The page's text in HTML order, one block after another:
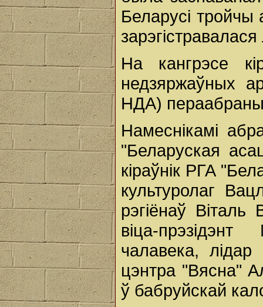
Беларусі тройчы
На кангрэсе
недзяржаўных
НДА)
Намеснікамі
"Беларуская
кіраўнік РГА
культуролаг
рэгіёнаў
віца-
чалавека, лідар
цэнтра "Вясна"
ў бабруйскай